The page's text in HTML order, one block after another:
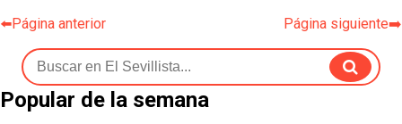
⬅️Página anterior Página siguiente➡️
Popular de la semana